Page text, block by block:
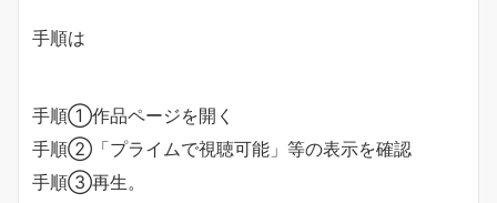
手順は
手順①作品ページを開く
手順②「プライムで視聴可能」等の表示を確認
手順③再生。